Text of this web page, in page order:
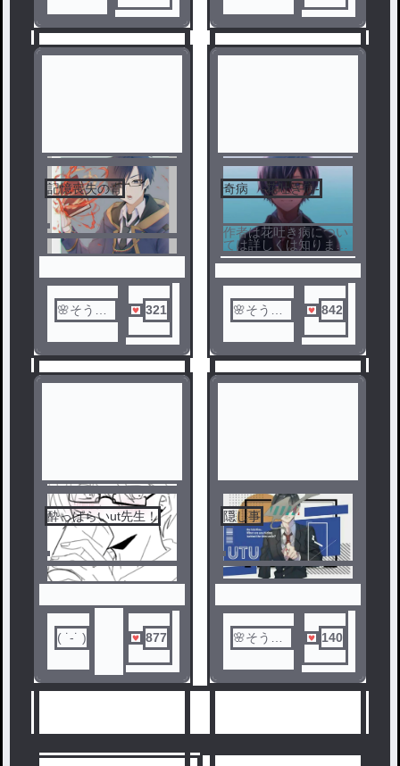
5 6
記憶喪失の青
🌸そうら
321
7
奇病 -花吐き病-
作者は花吐き病につい
ては詳しくは知りませ
ん
🌸そうら
842
8
酔っぱらいut先生！
( ˙-˙ ) 877
隠し事
🌸そうら
140